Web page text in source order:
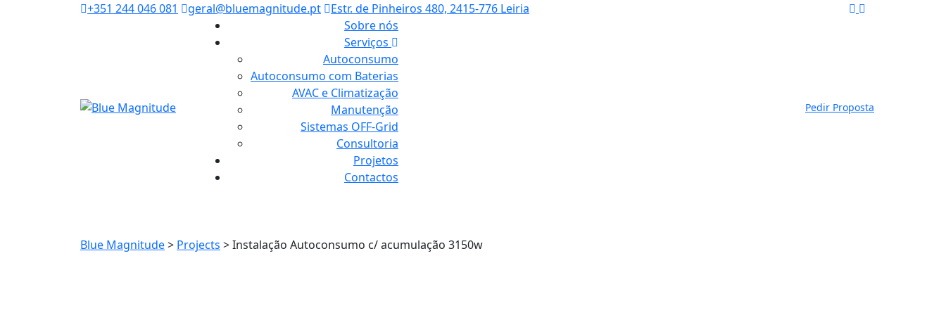
+351 244 046 081 geral@bluemagnitude.pt
Estr. de Pinheiros 480, 2415-776 Leiria
Sobre nós
Serviços
Autoconsumo
Autoconsumo com Baterias
AVAC e Climatização
Manutenção
Sistemas OFF-Grid
Consultoria
Projetos
Contactos
Pedir Proposta
Blue Magnitude> Projects >Instalação Autoconsumo c/ acumulação 3150w